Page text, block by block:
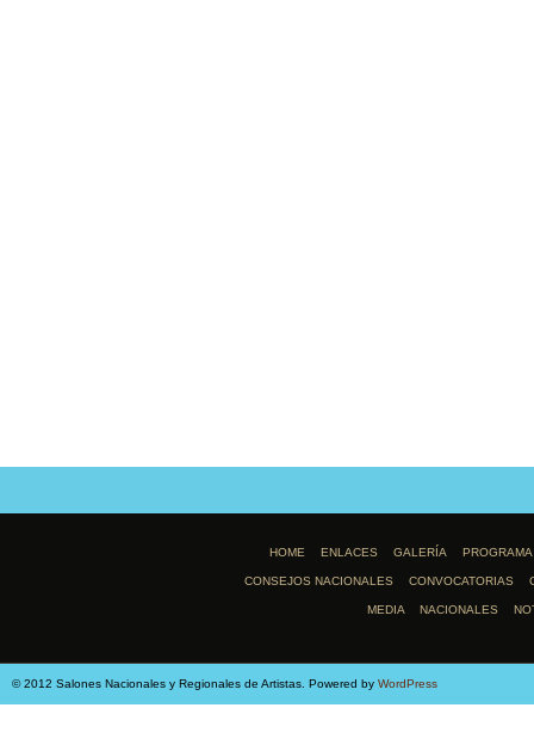
HOME ENLACES GALERÍA PROGRAMA
CONSEJOS NACIONALES CONVOCATORIAS
MEDIA NACIONALES
© 2012 Salones Nacionales y Regionales de Artistas. Powered by WordPress